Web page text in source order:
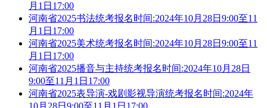
月1日17:00
河南省2025书法统考报名时间:2024年10月28日9:00至11
月1日17:00
河南省2025美术统考报名时间:2024年10月28日9:00至11
月1日17:00
河南省2025播音与主持统考报名时间:2024年10月28日
9:00至11月1日17:00
河南省2025表导演-戏剧影视导演统考报名时间:2024年